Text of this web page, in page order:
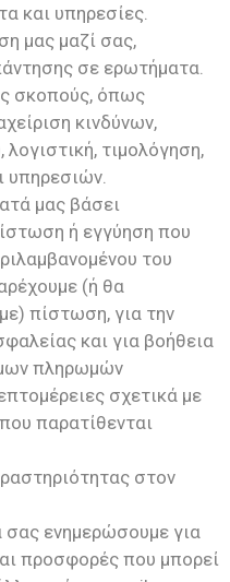
και υπηρεσίες.
μας μαζί σας,
σε ερωτήματα.
σκοπούς, όπως
κινδύνων,
τιμολόγηση,
υπηρεσιών.
μας βάσει
ή εγγύηση που
του
(ή θα
πίστωση, για την
και για βοήθεια
πληρωμών
σχετικά με
παρατίθενται
στον
σας ενημερώσουμε για
προσφορές που μπορεί